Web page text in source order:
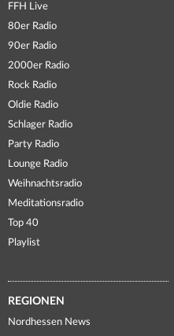
FFH Live
80er Radio
90er Radio
2000er Radio
Rock Radio
Oldie Radio
Schlager Radio
Party Radio
Lounge Radio
Weihnachtsradio
Meditationsradio
Top 40
Playlist
REGIONEN
Nordhessen News